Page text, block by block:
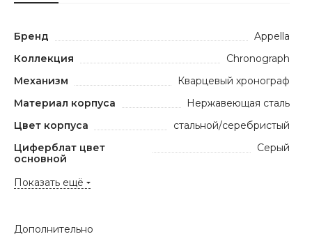
Бренд
Appella
Коллекция
Chronograph
Механизм
Кварцевый хронограф
Материал корпуса
Нержавеющая сталь
Цвет корпуса
стальной/серебристый
Циферблат цвет
основной
Серый
Показать ещё
Дополнительно